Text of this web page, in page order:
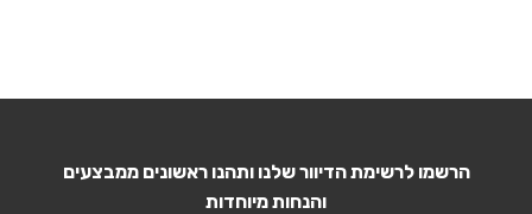
הרשמו לרשימת הדיוור שלנו ותהנו ראשונים ממבצעים
והנחות מיוחדות